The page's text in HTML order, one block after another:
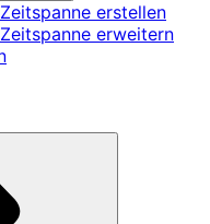
erstellen
erweitern